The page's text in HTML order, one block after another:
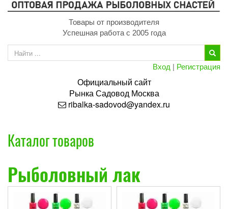
Товары от производителя
Успешная работа с 2005 года
Вход | Регистрация
Официальный сайт
РынкаСадовод Москва
ribalka-sadovod@yandex.ru
Каталог товаров
Рыболовный лак